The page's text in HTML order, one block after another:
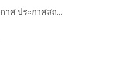
าศ ประกาศสถ...